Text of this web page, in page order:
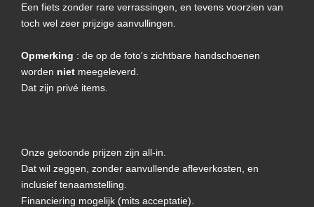
Een fiets zonder rare verrassingen, en tevens voorzien van
toch wel zeer prijzige aanvullingen.
Opmerking : de op de foto's zichtbare handschoenen
worden niet meegeleverd.
Dat zijn privé items.
Onze getoonde prijzen zijn all-in.
Dat wil zeggen, zonder aanvullende afleverkosten, en
inclusief tenaamstelling.
Financiering mogelijk (mits acceptatie).